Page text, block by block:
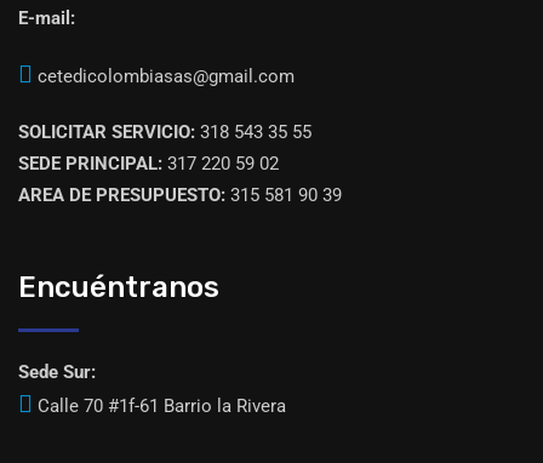
E-mail:
cetedicolombiasas@gmail.com
SOLICITAR SERVICIO: 318 543 35 55
SEDE PRINCIPAL: 317 220 59 02
AREA DE PRESUPUESTO: 315 581 90 39
Encuéntranos
Sede Sur:
Calle 70 #1f-61 Barrio la Rivera